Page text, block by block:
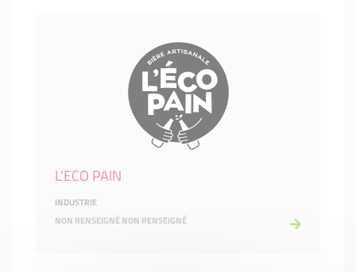
L'ECO PAIN
INDUSTRIE
NON RENSEIGNÉ NON RENSEIGNÉ